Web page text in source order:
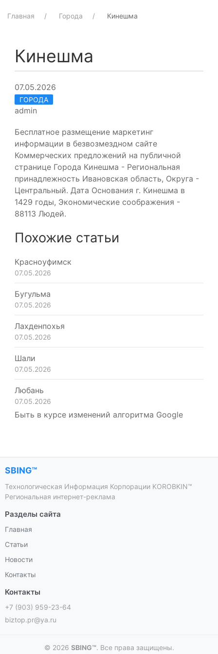
Главная Города Кинешма
Кинешма
07.05.2026
ГОРОДА
admin
Бесплатное размещение маркетинг
информации в безвозмездном сайте
Коммерческих предложений на публичной
странице Города Кинешма - Региональная
принадлежность Ивановская область, Округа -
Центральный. Дата Основания г. Кинешма в
1429 годы, Экономические соображения -
88113 Людей.
Похожие статьи
Красноуфимск
07.05.2026
Бугульма
07.05.2026
Лахденпохья
07.05.2026
Шали
07.05.2026
Любань
07.05.2026
Быть в курсе изменений алгоритма Google
SBING™
Технологическая Информация Корпорации KOROBKIN™
Региональная интернет-реклама
Разделы сайта
Главная
Статьи
Новости
Контакты
Контакты
+7 (903) 959-23-64
biztop.pr@ya.ru
© 2026 SBING™. Все права защищены.